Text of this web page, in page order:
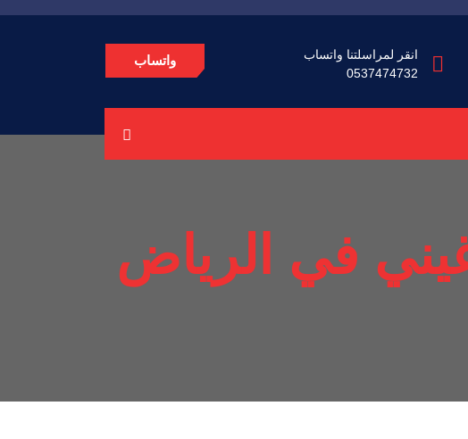
انقر لمراسلتنا واتساب
0537474732
واتساب
في الرياض